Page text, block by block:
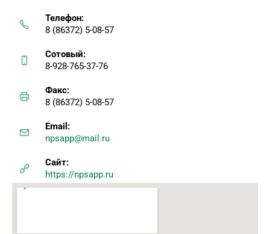
Телефон:
8 (86372) 5-08-57
Сотовый:
8-928-765-37-76
Факс:
8 (86372) 5-08-57
Email:
npsapp@mail.ru
Сайт:
https://npsapp.ru